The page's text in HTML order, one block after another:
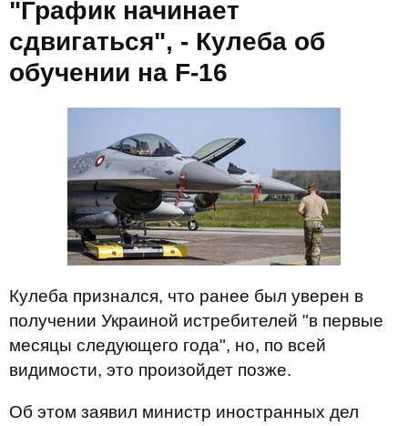
"График начинает
сдвигаться", - Кулеба об
обучении на F-16
Кулеба признался, что ранее был уверен в
получении Украиной истребителей "в первые
месяцы следующего года", но, по всей
видимости, это произойдет позже.
Об этом заявил министр иностранных дел